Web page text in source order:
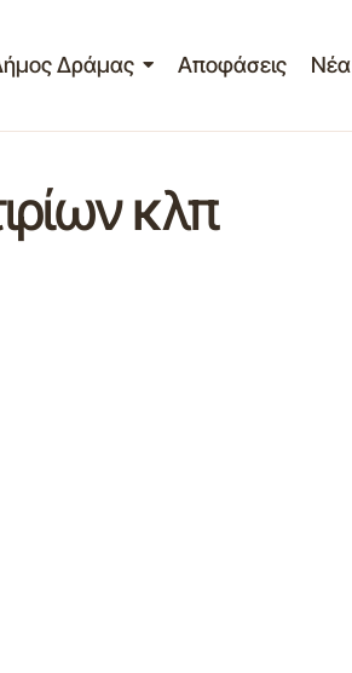
Δράμας Αποφάσεις Νέα
κλπ